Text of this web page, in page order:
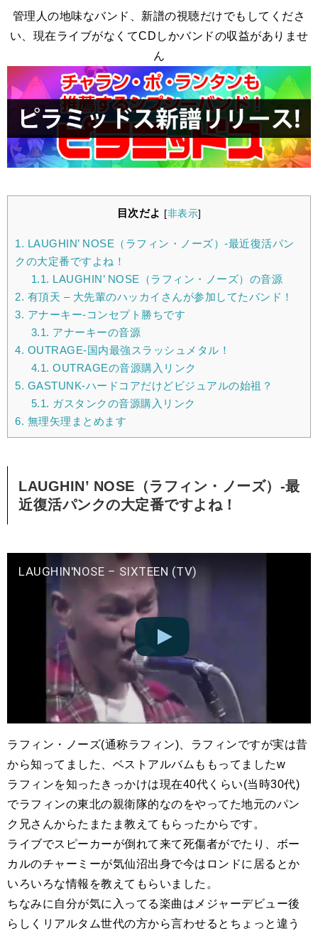
管理人の地味なバンド、新譜の視聴だけでもしてくださ
い、現在ライブがなくてCDしかバンドの収益がありませ
ん
目次だよ [非表示]
1. LAUGHIN’ NOSE（ラフィン・ノーズ）-最近復活パン
クの大定番ですよね！
1.1. LAUGHIN’ NOSE（ラフィン・ノーズ）の音源
2. 有頂天 – 大先輩のハッカイさんが参加してたバンド！
3. アナーキー-コンセプト勝ちです
3.1. アナーキーの音源
4. OUTRAGE-国内最強スラッシュメタル！
4.1. OUTRAGEの音源購入リンク
5. GASTUNK-ハードコアだけどビジュアルの始祖？
5.1. ガスタンクの音源購入リンク
6. 無理矢理まとめます
LAUGHIN’ NOSE（ラフィン・ノーズ）-最
近復活パンクの大定番ですよね！
LAUGHIN'NOSE – SIXTEEN (TV)
ラフィン・ノーズ(通称ラフィン)、ラフィンですが実は昔
から知ってました、ベストアルバムももってましたw
ラフィンを知ったきっかけは現在40代くらい(当時30代)
でラフィンの東北の親衛隊的なのをやってた地元のパン
ク兄さんからたまたま教えてもらったからです。
ライブでスピーカーが倒れて来て死傷者がでたり、ボー
カルのチャーミーが気仙沼出身で今はロンドに居るとか
いろいろな情報を教えてもらいました。
ちなみに自分が気に入ってる楽曲はメジャーデビュー後
らしくリアルタム世代の方から言わせるとちょっと違う